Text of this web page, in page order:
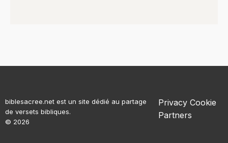
biblesacree.net est un site dédié au partage
de versets bibliques.
© 2026
Privacy Cookie
Partners